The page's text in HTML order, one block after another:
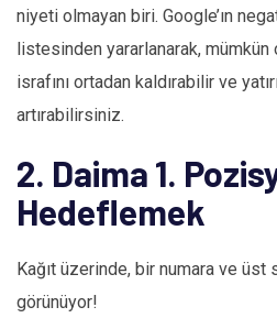
niyeti olmayan biri. Google’ın
listesinden yararlanarak,
israfını ortadan kaldırabilir ve
artırabilirsiniz.
2. Daima 1.
Hedeflemek
Kağıt üzerinde, bir numara ve üst
görünüyor!